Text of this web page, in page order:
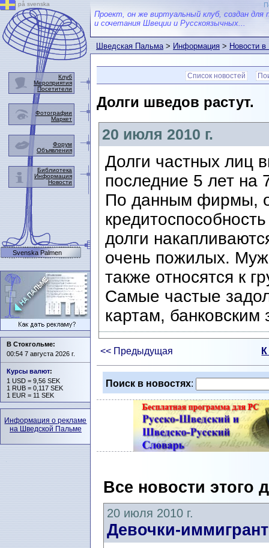
Проект, он же виртуальный клуб, создан для
и сочетания Швеции и Русскоязычных...
Шведская Пальма>Информация>Новости
Список новостей
Долги шведов растут.
20 июля 2010 г.
Долги частных лиц
последние 5 лет на
По данным фирмы,
долги
очень пожилых.
также относятся к
Самые частые
картам,
<< Предыдущая
Поиск в новостях:
Все новости этого
20 июля 2010 г.
Девочки-
på svenska
Клуб
Мероприятия
Посетители
Фотографии
Маркет
Форум
Объявления
Библиотека
Информация
Новости
Svenska Palmen
В Стокгольме:
00:54 7 августа 2026 г.
Курсы валют:
1 USD = 9,56 SEK
1 RUB = 0,117 SEK
1 EUR = 11 SEK
Информация о рекламе
на Шведской Пальме